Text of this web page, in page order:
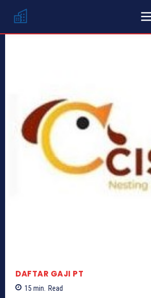
DAFTAR GAJI PT
15 min. Read